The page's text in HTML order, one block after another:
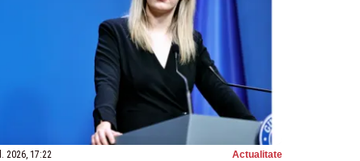
2026, 17:22 Actualitate